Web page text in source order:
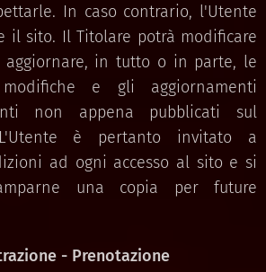
In caso contrario, l'Utente
il sito. Il Titolare potrà modificare
aggiornare, in tutto o in parte, le
e gli aggiornamenti
non appena pubblicati sul
è pertanto invitato a
ad ogni accesso al sito e si
una copia per future
- Prenotazione